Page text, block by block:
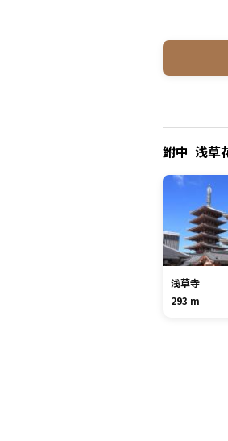
鲋中 浅草
浅草寺
293 m